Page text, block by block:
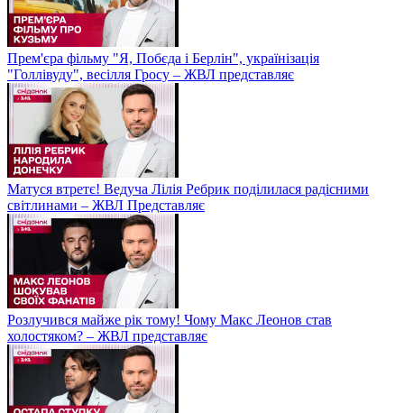
Прем'єра фільму "Я, Побєда і Берлін", українізація
"Голлівуду", весілля Гросу – ЖВЛ представляє
Матуся втретє! Ведуча Лілія Ребрик поділилася радісними
світлинами – ЖВЛ Представляє
Розлучився майже рік тому! Чому Макс Леонов став
холостяком? – ЖВЛ представляє